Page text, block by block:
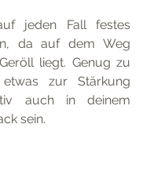
jeden Fall festes
da auf dem Weg
liegt. Genug zu
zur Stärkung
auch in deinem
sein.